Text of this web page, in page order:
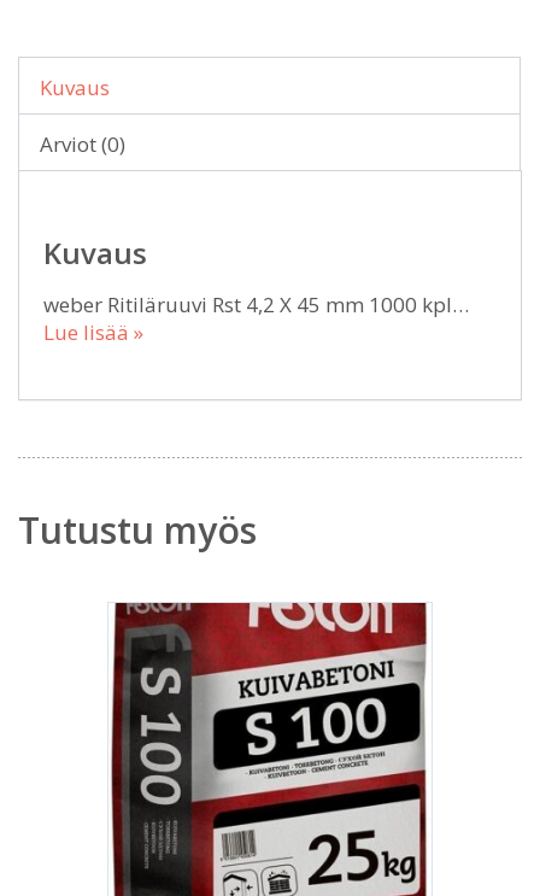
Kuvaus
Arviot (0)
Kuvaus
weber Ritiläruuvi Rst 4,2 X 45 mm 1000 kpl…
Lue lisää »
Tutustu myös